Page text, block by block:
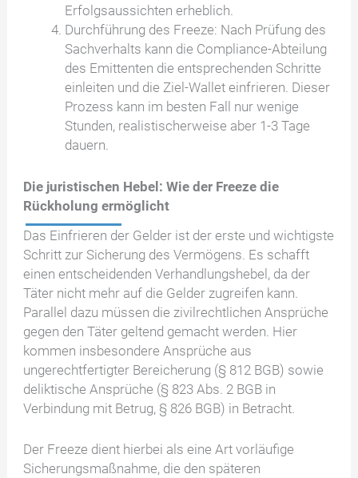
Erfolgsaussichten erheblich.
Durchführung des Freeze: Nach Prüfung des
Sachverhalts kann die Compliance-Abteilung
des Emittenten die entsprechenden Schritte
einleiten und die Ziel-Wallet einfrieren. Dieser
Prozess kann im besten Fall nur wenige
Stunden, realistischerweise aber 1-3 Tage
dauern.
Die juristischen Hebel: Wie der Freeze die
Rückholung ermöglicht
Das Einfrieren der Gelder ist der erste und wichtigste
Schritt zur Sicherung des Vermögens. Es schafft
einen entscheidenden Verhandlungshebel, da der
Täter nicht mehr auf die Gelder zugreifen kann.
Parallel dazu müssen die zivilrechtlichen Ansprüche
gegen den Täter geltend gemacht werden. Hier
kommen insbesondere Ansprüche aus
ungerechtfertigter Bereicherung (§ 812 BGB) sowie
deliktische Ansprüche (§ 823 Abs. 2 BGB in
Verbindung mit Betrug, § 826 BGB) in Betracht.
Der Freeze dient hierbei als eine Art vorläufige
Sicherungsmaßnahme, die den späteren